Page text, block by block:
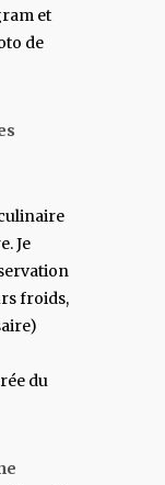
et
de
Je
froids,
du